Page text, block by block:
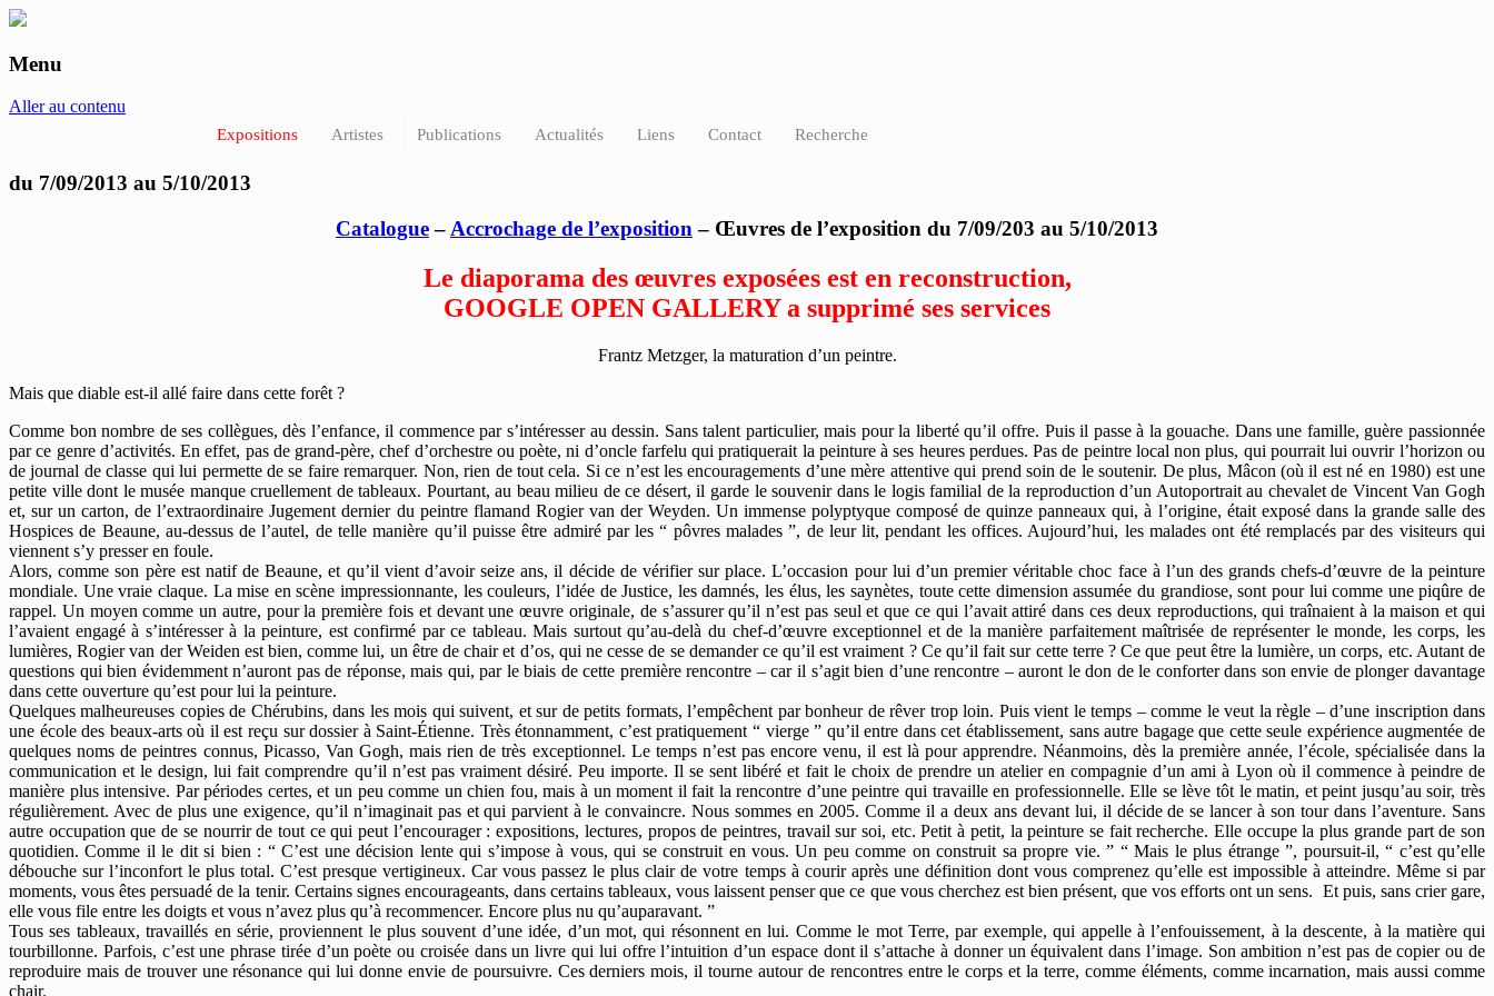
anne-marie et roland pallade galerie art contemporain Lyon
Menu
Aller au contenu
Expositions Artistes Publications Actualités Liens Contact Recherche
du 7/09/2013 au 5/10/2013
Catalogue– Accrochage de l’exposition – Œuvres de l’exposition du 7/09/203 au 5/10/2013
Le diaporama des œuvres exposées est en reconstruction,
GOOGLE OPEN GALLERY a supprimé ses services
Frantz Metzger, la maturation d’un peintre.
Mais que diable est-il allé faire dans cette forêt ?
Comme bon nombre de ses collègues, dès l’enfance, il commence par s’intéresser au dessin. Sans talent particulier, mais pour la liberté qu’il offre. Puis il passe à la gouache. Dans une famille, guère passionnée
par ce genre d’activités. En effet, pas de grand-père, chef d’orchestre ou poète, ni d’oncle farfelu qui pratiquerait la peinture à ses heures perdues. Pas de peintre local non plus, qui pourrait lui ouvrir l’horizon ou
de journal de classe qui lui permette de se faire remarquer. Non, rien de tout cela. Si ce n’est les encouragements d’une mère attentive qui prend soin de le soutenir. De plus, Mâcon (où il est né en 1980) est une
petite ville dont le musée manque cruellement de tableaux. Pourtant, au beau milieu de ce désert, il garde le souvenir dans le logis familial de la reproduction d’un Autoportrait au chevalet de Vincent Van Gogh
et, sur un carton, de l’extraordinaire Jugement dernier du peintre flamand Rogier van der Weyden. Un immense polyptyque composé de quinze panneaux qui, à l’origine, était exposé dans la grande salle des
Hospices de Beaune, au-dessus de l’autel, de telle manière qu’il puisse être admiré par les “ pôvres malades ”, de leur lit, pendant les offices. Aujourd’hui, les malades ont été remplacés par des visiteurs qui
viennent s’y presser en foule.
Alors, comme son père est natif de Beaune, et qu’il vient d’avoir seize ans, il décide de vérifier sur place. L’occasion pour lui d’un premier véritable choc face à l’un des grands chefs-d’œuvre de la peinture
mondiale. Une vraie claque. La mise en scène impressionnante, les couleurs, l’idée de Justice, les damnés, les élus, les saynètes, toute cette dimension assumée du grandiose, sont pour lui comme une piqûre de
rappel. Un moyen comme un autre, pour la première fois et devant une œuvre originale, de s’assurer qu’il n’est pas seul et que ce qui l’avait attiré dans ces deux reproductions, qui traînaient à la maison et qui
l’avaient engagé à s’intéresser à la peinture, est confirmé par ce tableau. Mais surtout qu’au-delà du chef-d’œuvre exceptionnel et de la manière parfaitement maîtrisée de représenter le monde, les corps, les
lumières, Rogier van der Weiden est bien, comme lui, un être de chair et d’os, qui ne cesse de se demander ce qu’il est vraiment ? Ce qu’il fait sur cette terre ? Ce que peut être la lumière, un corps, etc. Autant de
questions qui bien évidemment n’auront pas de réponse, mais qui, par le biais de cette première rencontre – car il s’agit bien d’une rencontre – auront le don de le conforter dans son envie de plonger davantage
dans cette ouverture qu’est pour lui la peinture.
Quelques malheureuses copies de Chérubins, dans les mois qui suivent, et sur de petits formats, l’empêchent par bonheur de rêver trop loin. Puis vient le temps – comme le veut la règle – d’une inscription dans
une école des beaux-arts où il est reçu sur dossier à Saint-Étienne. Très étonnamment, c’est pratiquement “ vierge ” qu’il entre dans cet établissement, sans autre bagage que cette seule expérience augmentée de
quelques noms de peintres connus, Picasso, Van Gogh, mais rien de très exceptionnel. Le temps n’est pas encore venu, il est là pour apprendre. Néanmoins, dès la première année, l’école, spécialisée dans la
communication et le design, lui fait comprendre qu’il n’est pas vraiment désiré. Peu importe. Il se sent libéré et fait le choix de prendre un atelier en compagnie d’un ami à Lyon où il commence à peindre de
manière plus intensive. Par périodes certes, et un peu comme un chien fou, mais à un moment il fait la rencontre d’une peintre qui travaille en professionnelle. Elle se lève tôt le matin, et peint jusqu’au soir, très
régulièrement. Avec de plus une exigence, qu’il n’imaginait pas et qui parvient à le convaincre. Nous sommes en 2005. Comme il a deux ans devant lui, il décide de se lancer à son tour dans l’aventure. Sans
autre occupation que de se nourrir de tout ce qui peut l’encourager : expositions, lectures, propos de peintres, travail sur soi, etc. Petit à petit, la peinture se fait recherche. Elle occupe la plus grande part de son
quotidien. Comme il le dit si bien : “ C’est une décision lente qui s’impose à vous, qui se construit en vous. Un peu comme on construit sa propre vie. ” “ Mais le plus étrange ”, poursuit-il, “ c’est qu’elle
débouche sur l’inconfort le plus total. C’est presque vertigineux. Car vous passez le plus clair de votre temps à courir après une définition dont vous comprenez qu’elle est impossible à atteindre. Même si par
moments, vous êtes persuadé de la tenir. Certains signes encourageants, dans certains tableaux, vous laissent penser que ce que vous cherchez est bien présent, que vos efforts ont un sens. Et puis, sans crier gare,
elle vous file entre les doigts et vous n’avez plus qu’à recommencer. Encore plus nu qu’auparavant. ”
Tous ses tableaux, travaillés en série, proviennent le plus souvent d’une idée, d’un mot, qui résonnent en lui. Comme le mot Terre, par exemple, qui appelle à l’enfouissement, à la descente, à la matière qui
tourbillonne. Parfois, c’est une phrase tirée d’un poète ou croisée dans un livre qui lui offre l’intuition d’un espace dont il s’attache à donner un équivalent dans l’image. Son ambition n’est pas de copier ou de
reproduire mais de trouver une résonance qui lui donne envie de poursuivre. Ces derniers mois, il tourne autour de rencontres entre le corps et la terre, comme éléments, comme incarnation, mais aussi comme
chair.